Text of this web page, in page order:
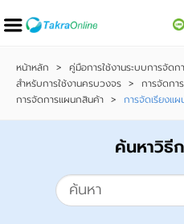
หน้าหลัก > คู่มือการใช้งานระบบการจัด
สำหรับการใช้งานครบวงจร > การจัดกา
การจัดการแผนกสินค้า > การจัดเรียงแ
ค้นหาวิธี